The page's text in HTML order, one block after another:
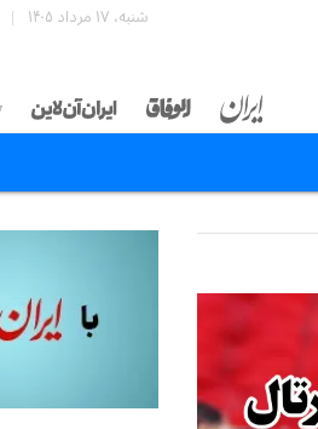
شنبه، ۱۷ مرداد ۱۴۰۵